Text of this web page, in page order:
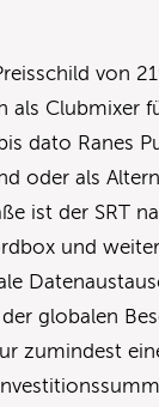
von
als Clubmixer
dato Ranes
oder als
ist der SRT
und
globalen
zumindest